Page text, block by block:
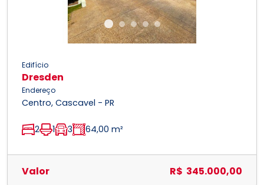
Edifício
Dresden
Endereço
Centro, Cascavel - PR
2 1 3 64,00 m²
Valor R$ 345.000,00